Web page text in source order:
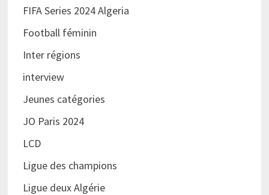
FIFA Series 2024 Algeria
Football féminin
Inter régions
interview
Jeunes catégories
JO Paris 2024
LCD
Ligue des champions
Ligue deux Algérie